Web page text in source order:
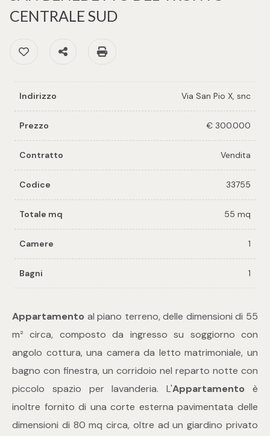
CENTRALE SUD
Preferiti: Cod. 33755
Condividi
Indirizzo Via San Pio X, snc
Prezzo € 300.000
Contratto Vendita
Codice 33755
Totale mq 55 mq
Camere 1
Bagni 1
Appartamento al piano terreno, delle dimensioni di 55
m² circa, composto da ingresso su soggiorno con
angolo cottura, una camera da letto matrimoniale, un
bagno con finestra, un corridoio nel reparto notte con
piccolo spazio per lavanderia. L'Appartamento è
inoltre fornito di una corte esterna pavimentata delle
dimensioni di 80 mq circa, oltre ad un giardino privato
per voi
Richiedi
un
vendi il
immobile
Contattaci
-
Residenziali
Industriali
Terreni
Prezzo